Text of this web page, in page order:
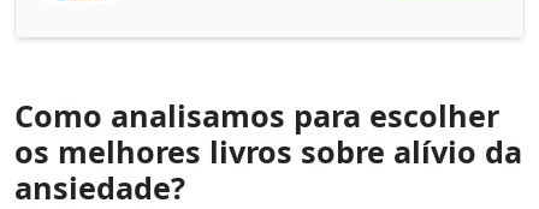
Como analisamos para escolher
os melhores livros sobre alívio da
ansiedade?